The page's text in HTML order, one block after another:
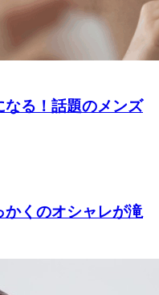
る！話題のメンズ
くのオシャレが滝